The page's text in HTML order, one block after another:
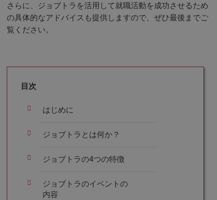
さらに、ジョブトラを活用して就職活動を成功させるため
の具体的なアドバイスも提供しますので、ぜひ最後までご
覧ください。
目次
はじめに
ジョブトラとは何か？
ジョブトラの4つの特徴
ジョブトラのイベントの
内容